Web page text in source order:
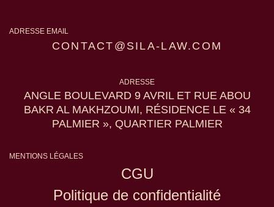
ADRESSE EMAIL
CONTACT@SILA-LAW.COM
ADRESSE
ANGLE BOULEVARD 9 AVRIL ET RUE ABOU
BAKR AL MAKHZOUMI, RÉSIDENCE LE « 34
PALMIER », QUARTIER PALMIER
MENTIONS LÉGALES
CGU
Politique de confidentialité